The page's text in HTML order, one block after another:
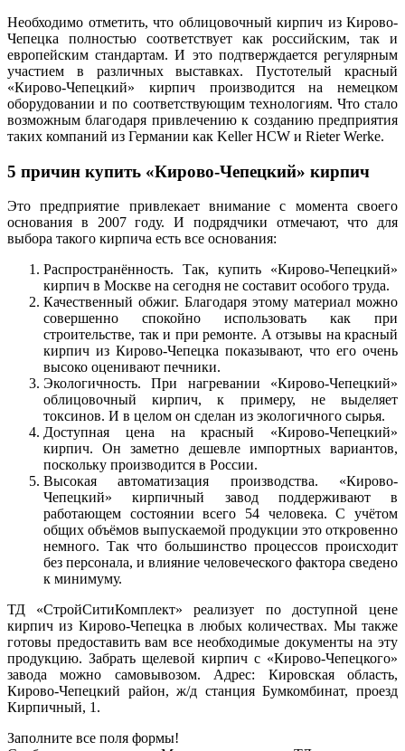
Необходимо отметить, что облицовочный кирпич из Кирово-
Чепецка полностью соответствует как российским, так и
европейским стандартам. И это подтверждается регулярным
участием в различных выставках. Пустотелый красный
«Кирово-Чепецкий» кирпич производится на немецком
оборудовании и по соответствующим технологиям. Что стало
возможным благодаря привлечению к созданию предприятия
таких компаний из Германии как Keller HCW и Rieter Werke.
5 причин купить «Кирово-Чепецкий» кирпич
Это предприятие привлекает внимание с момента своего
основания в 2007 году. И подрядчики отмечают, что для
выбора такого кирпича есть все основания:
Распространённость. Так, купить «Кирово-Чепецкий»
кирпич в Москве на сегодня не составит особого труда.
Качественный обжиг. Благодаря этому материал можно
совершенно спокойно использовать как при
строительстве, так и при ремонте. А отзывы на красный
кирпич из Кирово-Чепецка показывают, что его очень
высоко оценивают печники.
Экологичность. При нагревании «Кирово-Чепецкий»
облицовочный кирпич, к примеру, не выделяет
токсинов. И в целом он сделан из экологичного сырья.
Доступная цена на красный «Кирово-Чепецкий»
кирпич. Он заметно дешевле импортных вариантов,
поскольку производится в России.
Высокая автоматизация производства. «Кирово-
Чепецкий» кирпичный завод поддерживают в
работающем состоянии всего 54 человека. С учётом
общих объёмов выпускаемой продукции это откровенно
немного. Так что большинство процессов происходит
без персонала, и влияние человеческого фактора сведено
к минимуму.
ТД «СтройСитиКомплект» реализует по доступной цене
кирпич из Кирово-Чепецка в любых количествах. Мы также
готовы предоставить вам все необходимые документы на эту
продукцию. Забрать щелевой кирпич с «Кирово-Чепецкого»
завода можно самовывозом. Адрес: Кировская область,
Кирово-Чепецкий район, ж/д станция Бумкомбинат, проезд
Кирпичный, 1.
Заполните все поля формы!